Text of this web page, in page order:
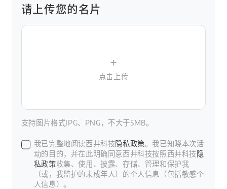
请上传您的名片
+
点击上传
支持图片格式JPG、PNG，不大于5MB。
我已完整地阅读西井科技隐私政策。我已知晓本次活
动的目的，并在此明确同意西井科技按照西井科技隐
私政策收集、使用、披露、存储、管理和保护我
（或，我监护的未成年人）的个人信息（包括敏感个
人信息）。